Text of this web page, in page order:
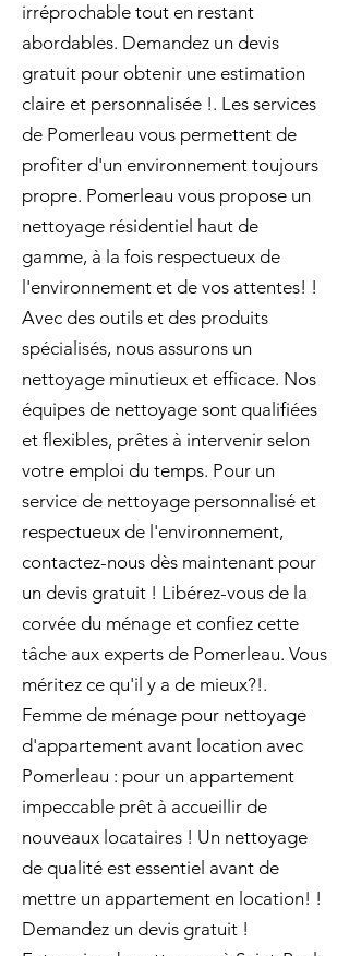
irréprochable tout en restant
abordables. Demandez un devis
gratuit pour obtenir une estimation
claire et personnalisée !. Les services
de Pomerleau vous permettent de
profiter d'un environnement toujours
propre. Pomerleau vous propose un
nettoyage résidentiel haut de
gamme, à la fois respectueux de
l'environnement et de vos attentes! !
Avec des outils et des produits
spécialisés, nous assurons un
nettoyage minutieux et efficace. Nos
équipes de nettoyage sont qualifiées
et flexibles, prêtes à intervenir selon
votre emploi du temps. Pour un
service de nettoyage personnalisé et
respectueux de l'environnement,
contactez-nous dès maintenant pour
un devis gratuit ! Libérez-vous de la
corvée du ménage et confiez cette
tâche aux experts de Pomerleau. Vous
méritez ce qu'il y a de mieux?!.
Femme de ménage pour nettoyage
d'appartement avant location avec
Pomerleau : pour un appartement
impeccable prêt à accueillir de
nouveaux locataires ! Un nettoyage
de qualité est essentiel avant de
mettre un appartement en location! !
Demandez un devis gratuit !